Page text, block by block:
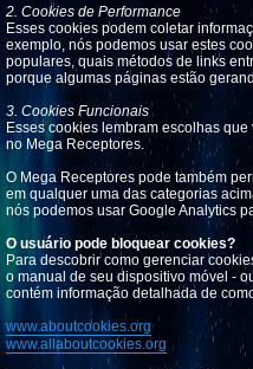
2. Cookies de Performance
Esses cookies podem coletar
exemplo, nós podemos usar estes
populares, quais métodos de links
porque algumas páginas estão
3. Cookies Funcionais
Esses cookies lembram escolhas
no Mega Receptores.
O Mega Receptores pode também
em qualquer uma das categorias
nós podemos usar Google Analytics
O usuário pode bloquear cookies?
Para descobrir como gerenciar
o manual de seu dispositivo móvel -
contém informação detalhada de
www.aboutcookies.org
www.allaboutcookies.org